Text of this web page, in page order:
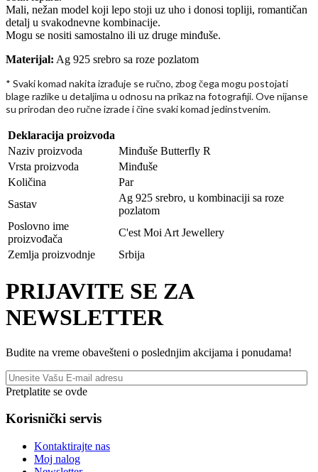
Mali, nežan model koji lepo stoji uz uho i donosi topliji, romantičan
detalj u svakodnevne kombinacije.
Mogu se nositi samostalno ili uz druge minđuše.
Materijal: Ag 925 srebro sa roze pozlatom
* Svaki komad nakita izrađuje se ručno, zbog čega mogu postojati
blage razlike u detaljima u odnosu na prikaz na fotografiji. Ove nijanse
su prirodan deo ručne izrade i čine svaki komad jedinstvenim.
Deklaracija proizvoda
Naziv proizvoda
Minđuše Butterfly R
Vrsta proizvoda
Minđuše
Količina
Par
Sastav
Ag 925 srebro, u kombinaciji sa roze
pozlatom
Poslovno ime
proizvođača
C'est Moi Art Jewellery
Zemlja proizvodnje
Srbija
PRIJAVITE SE ZA
NEWSLETTER
Budite na vreme obavešteni o poslednjim akcijama i ponudama!
Pretplatite se ovde
Korisnički servis
Kontaktirajte nas
Moj nalog